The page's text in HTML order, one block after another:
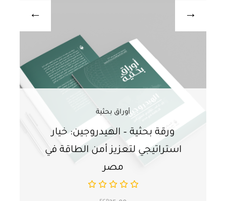
أوراق بحثية
ورقة بحثية – الهيدروجين: خيار
استراتيجي لتعزيز أمن الطاقة في
مصر